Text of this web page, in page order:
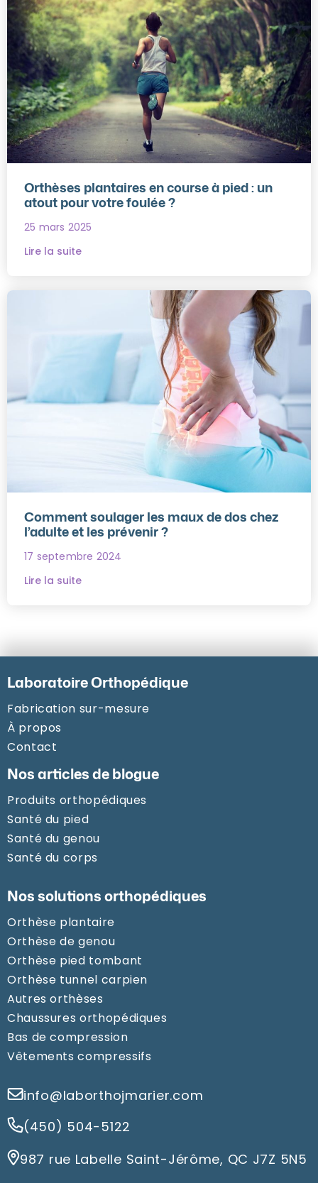
Orthèses plantaires en course à pied : un
atout pour votre foulée ?
25 mars 2025
Lire la suite
Comment soulager les maux de dos chez
l’adulte et les prévenir ?
17 septembre 2024
Lire la suite
Laboratoire Orthopédique
Fabrication sur-mesure
À propos
Contact
Nos articles de blogue
Produits orthopédiques
Santé du pied
Santé du genou
Santé du corps
Nos solutions orthopédiques
Orthèse plantaire
Orthèse de genou
Orthèse pied tombant
Orthèse tunnel carpien
Autres orthèses
Chaussures orthopédiques
Bas de compression
Vêtements compressifs
info@laborthojmarier.com
(450) 504-5122
987 rue Labelle Saint-Jérôme, QC J7Z 5N5